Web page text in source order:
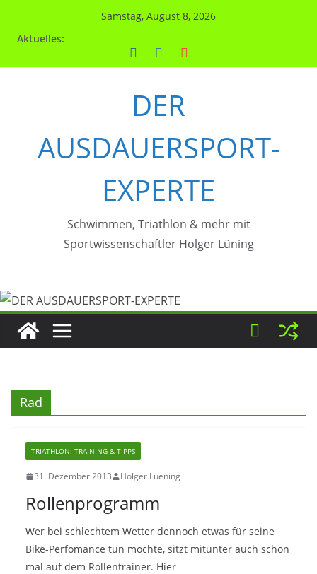
Samstag, August 8, 2026
Aktuelles:
DER
AUSDAUERSPORT-
EXPERTE
Schwimmen, Triathlon & mehr mit
Sportwissenschaftler Holger Lüning
Rad
TRIATHLON: TRAINING & TIPPS
31. Dezember 2013 Holger Luening
Rollenprogramm
Wer bei schlechtem Wetter dennoch etwas für seine
Bike-Perfomance tun möchte, sitzt mitunter auch schon
mal auf dem Rollentrainer. Hier